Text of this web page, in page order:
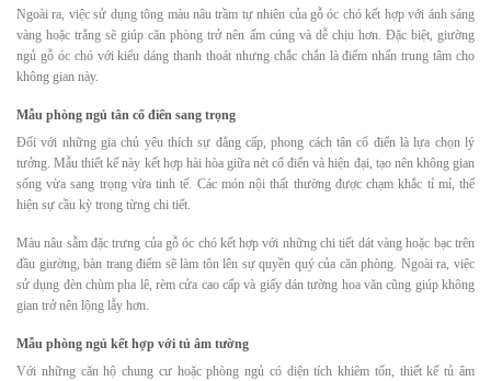
Ngoài ra, việc sử dụng tông màu nâu trầm tự nhiên của gỗ óc chó kết hợp với ánh sáng
vàng hoặc trắng sẽ giúp căn phòng trở nên ấm cúng và dễ chịu hơn. Đặc biệt, giường
ngủ gỗ óc chó với kiểu dáng thanh thoát nhưng chắc chắn là điểm nhấn trung tâm cho
không gian này.
Mẫu phòng ngủ tân cổ điển sang trọng
Đối với những gia chủ yêu thích sự đẳng cấp, phong cách tân cổ điển là lựa chọn lý
tưởng. Mẫu thiết kế này kết hợp hài hòa giữa nét cổ điển và hiện đại, tạo nên không gian
sống vừa sang trọng vừa tinh tế. Các món nội thất thường được chạm khắc tỉ mỉ, thể
hiện sự cầu kỳ trong từng chi tiết.
Màu nâu sẫm đặc trưng của gỗ óc chó kết hợp với những chi tiết dát vàng hoặc bạc trên
đầu giường, bàn trang điểm sẽ làm tôn lên sự quyền quý của căn phòng. Ngoài ra, việc
sử dụng đèn chùm pha lê, rèm cửa cao cấp và giấy dán tường hoa văn cũng giúp không
gian trở nên lộng lẫy hơn.
Mẫu phòng ngủ kết hợp với tủ âm tường
Với những căn hộ chung cư hoặc phòng ngủ có diện tích khiêm tốn, thiết kế tủ âm